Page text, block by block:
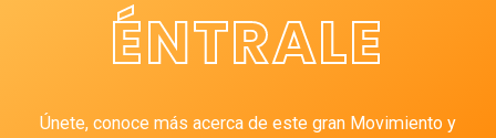
ÉNTRALE
Únete, conoce más acerca de este gran Movimiento y